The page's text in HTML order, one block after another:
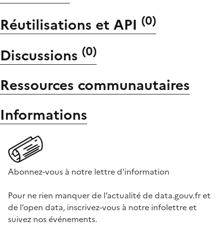
Réutilisations et API (0)
Discussions (0)
Ressources communautaires
Informations
Abonnez-vous à notre lettre d'information
Pour ne rien manquer de l’actualité de data.gouv.fr et
de l’open data, inscrivez-vous à notre infolettre et
suivez nos événements.